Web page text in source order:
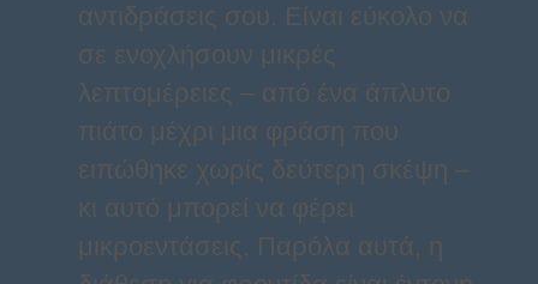
αντιδράσεις σου. Είναι εύκολο να
σε ενοχλήσουν μικρές
λεπτομέρειες – από ένα άπλυτο
πιάτο μέχρι μια φράση που
ειπώθηκε χωρίς δεύτερη σκέψη –
κι αυτό μπορεί να φέρει
μικροεντάσεις. Παρόλα αυτά, η